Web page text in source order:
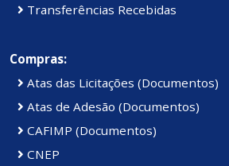
Transferências Recebidas
Compras:
Atas das Licitações (Documentos)
Atas de Adesão (Documentos)
CAFIMP (Documentos)
CNEP